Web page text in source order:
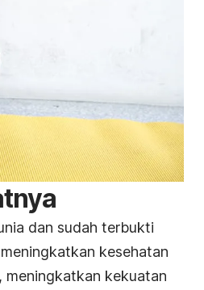
dan sudah terbukti
kesehatan
meningkatkan kekuatan